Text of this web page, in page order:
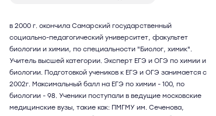
в 2000 г. окончила Самарский государственный
социально-педагогический университет, факультет
биологии и химии, по специальности "Биолог, химик".
Учитель высшей категории. Эксперт ЕГЭ и ОГЭ по химии и
биологии. Подготовкой учеников к ЕГЭ и ОГЭ занимается с
2002г. Максимальный балл на ЕГЭ по химии - 100, по
биологии - 98. Ученики поступали в ведущие московские
медицинские вузы, такие как: ПМГМУ им. Сеченова,